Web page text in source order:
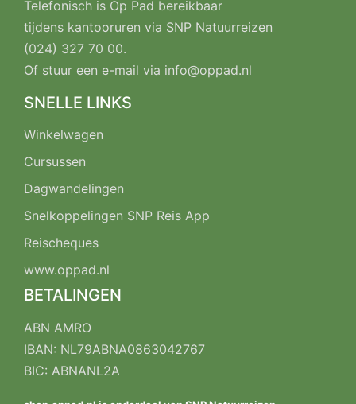
Telefonisch is Op Pad bereikbaar
tijdens kantooruren via SNP Natuurreizen
(024) 327 70 00.
Of stuur een e-mail via info@oppad.nl
SNELLE LINKS
Winkelwagen
Cursussen
Dagwandelingen
Snelkoppelingen SNP Reis App
Reischeques
www.oppad.nl
BETALINGEN
ABN AMRO
IBAN: NL79ABNA0863042767
BIC: ABNANL2A